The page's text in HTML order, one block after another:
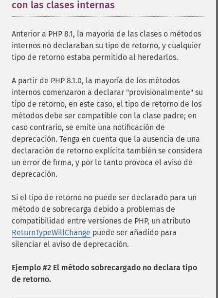
con las clases internas
Anterior a PHP 8.1, la mayoría de las clases o métodos
internos no declaraban su tipo de retorno, y cualquier
tipo de retorno estaba permitido al heredarlos.
A partir de PHP 8.1.0, la mayoría de los métodos
internos comenzaron a declarar "provisionalmente" su
tipo de retorno, en este caso, el tipo de retorno de los
métodos debe ser compatible con la clase padre; en
caso contrario, se emite una notificación de
deprecación. Tenga en cuenta que la ausencia de una
declaración de retorno explícita también se considera
un error de firma, y por lo tanto provoca el aviso de
deprecación.
Si el tipo de retorno no puede ser declarado para un
método de sobrecarga debido a problemas de
compatibilidad entre versiones de PHP, un atributo
ReturnTypeWillChange puede ser añadido para
silenciar el aviso de deprecación.
Ejemplo #2 El método sobrecargado no declara tipo
de retorno.